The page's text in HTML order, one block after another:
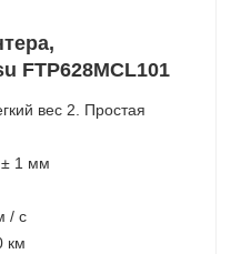
FTP628MCL101
вес 2. Простая
± 1 мм
/ с
км